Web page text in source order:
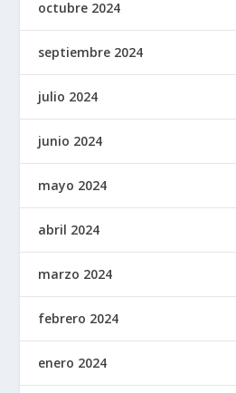
octubre 2024
septiembre 2024
julio 2024
junio 2024
mayo 2024
abril 2024
marzo 2024
febrero 2024
enero 2024